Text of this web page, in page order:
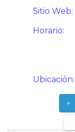
Sitio Web:
Horario:
Ubicación:
↑